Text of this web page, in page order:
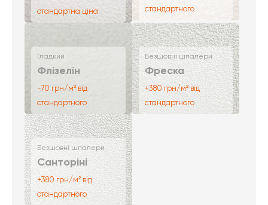
стандартна ціна стандартного
Гладкий
Флізелін
-70 грн/м² від
стандартного
Безшовні шпалери
Фреска
+380 грн/м² від
стандартного
Безшовні шпалери
Санторіні
+380 грн/м² від
стандартного